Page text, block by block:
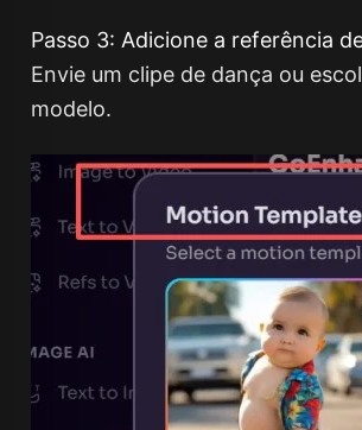
Passo 3: Adicione a referência
Envie um clipe de dança ou
modelo.